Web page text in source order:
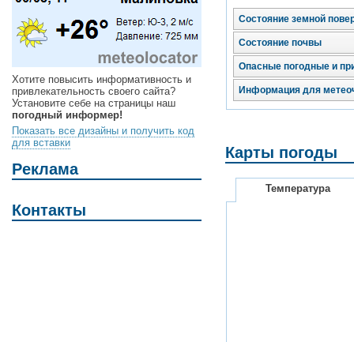
Хотите повысить информативность и
привлекательность своего сайта?
Установите себе на страницы наш
погодный информер!
Показать все дизайны и получить код
для вставки
Реклама
Контакты
Состояние земной
Состояние почвы
Опасные погодные и
Информация для
Карты погоды
Температура